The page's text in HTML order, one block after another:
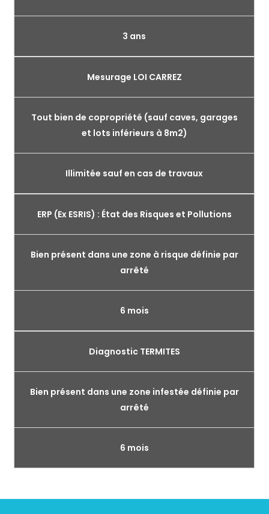
3 ans
Mesurage LOI CARREZ
Tout bien de copropriété (sauf caves, garages
et lots inférieurs à 8m2)
Illimitée sauf en cas de travaux
ERP (Ex ESRIS) : État des Risques et Pollutions
Bien présent dans une zone à risque définie par
arrêté
6 mois
Diagnostic TERMITES
Bien présent dans une zone infestée définie par
arrêté
6 mois